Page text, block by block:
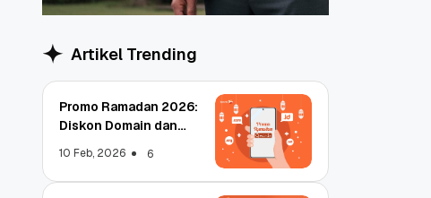
Artikel Trending
Promo Ramadan 2026:
Diskon Domain dan
10 Feb, 2026 6